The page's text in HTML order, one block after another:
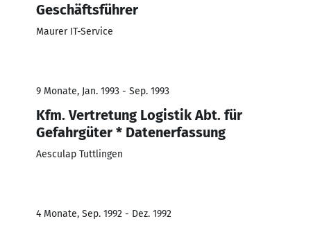
Geschäftsführer
Maurer IT-Service
9 Monate, Jan. 1993 - Sep. 1993
Kfm. Vertretung Logistik Abt. für
Gefahrgüter * Datenerfassung
Aesculap Tuttlingen
4 Monate, Sep. 1992 - Dez. 1992